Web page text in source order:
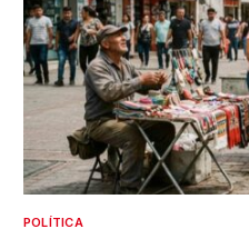
POLÍTICA